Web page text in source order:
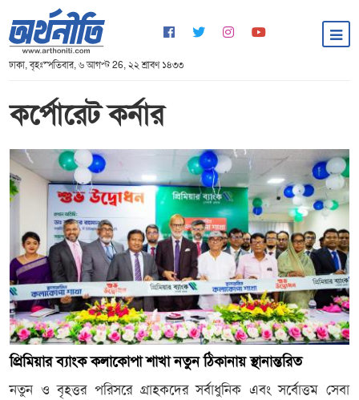
ঢাকা, বৃহঃস্পতিবার, ৬ আগস্ট 26, ২২ শ্রাবণ ১৪৩৩
কর্পোরেট কর্নার
প্রিমিয়ার ব্যাংক কলাকোপা শাখা নতুন ঠিকানায় স্থানান্তরিত
নতুন ও বৃহত্তর পরিসরে গ্রাহকদের সর্বাধুনিক এবং সর্বোত্তম সেবা